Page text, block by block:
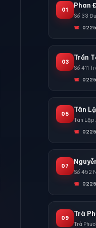
01
Phan
Số 33
03
Trần
Số 411
05
Tân
Tân
07
Số 452
09
Trà
Trà